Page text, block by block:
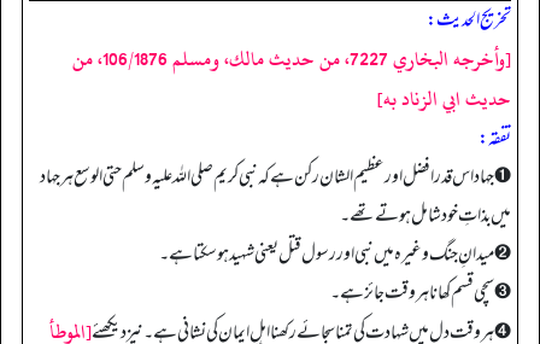
تخریج الحدیث:
[وأخرجه البخاري 7227، من حديث مالك، ومسلم 106/1876، من
حديث ابي الزناد به]
تفقه:
➊ جہاد اس قدر افضل اور عظیم الشان رکن ہے کہ نبی کریم صلی اللہ علیہ وسلم حتی الوسع ہر جہاد
میں بذاتِ خود شامل ہوتے تھے۔
➋ میدانِ جنگ وغیرہ میں نبی اور رسول قتل یعنی شہید ہوسکتا ہے۔
➌ سچی قسم کھانا ہر وقت جائز ہے۔
➍ ہر وقت دل میں شہادت کی تمنا سجائے رکھنا اہلِ ایمان کی نشانی ہے۔ نیز دیکھئے[الموطأ